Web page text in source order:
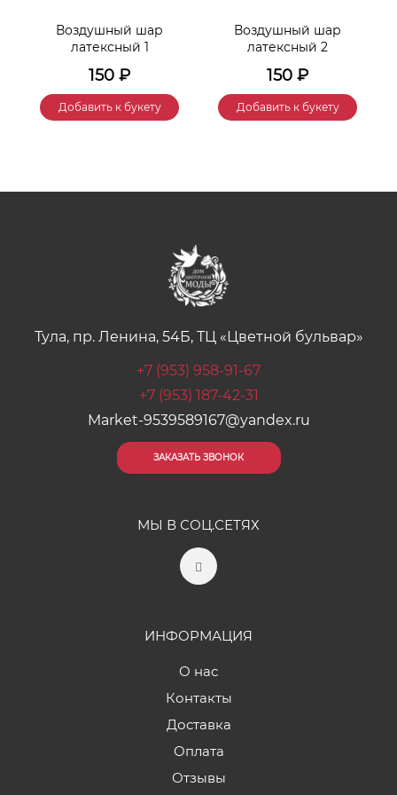
Воздушный шар
латексный 1
150 ₽
Добавить к букету
Воздушный шар
латексный 2
150 ₽
Добавить к букету
Тула, пр. Ленина, 54Б, ТЦ «Цветной бульвар»
+7 (953) 958-91-67
+7 (953) 187-42-31
Market-9539589167@yandex.ru
ЗАКАЗАТЬ ЗВОНОК
МЫ В СОЦ.СЕТЯХ
ИНФОРМАЦИЯ
О нас
Контакты
Доставка
Оплата
Отзывы